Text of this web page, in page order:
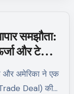
समझौता:
और टेक में
Trade Deal) की…